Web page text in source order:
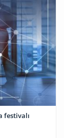
festivalı